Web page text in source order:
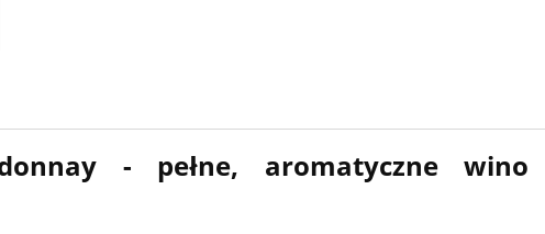
- pełne, aromatyczne wino